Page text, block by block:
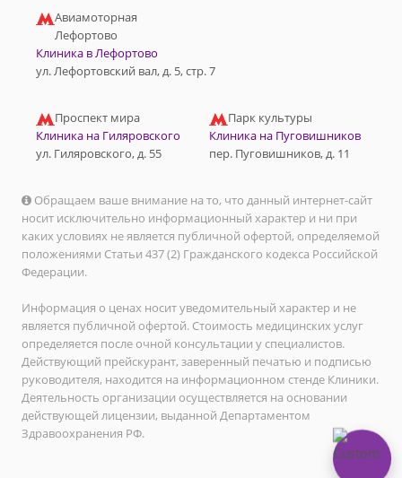
Авиамоторная
Лефортово
Клиника в Лефортово
ул. Лефортовский вал, д. 5, стр. 7
Проспект мира
Клиника на Гиляровского
ул. Гиляровского, д. 55
Парк культуры
Клиника на Пуговишников
пер. Пуговишников, д. 11
Обращаем ваше внимание на то, что данный интернет-сайт
носит исключительно информационный характер и ни при
каких условиях не является публичной офертой, определяемой
положениями Статьи 437 (2) Гражданского кодекса Российской
Федерации.
Информация о ценах носит уведомительный характер и не
является публичной офертой. Стоимость медицинских услуг
определяется после очной консультации у специалистов.
Действующий прейскурант, заверенный печатью и подписью
руководителя, находится на информационном стенде Клиники.
Деятельность организации осуществляется на основании
действующей лицензии, выданной Департаментом
Здравоохранения РФ.